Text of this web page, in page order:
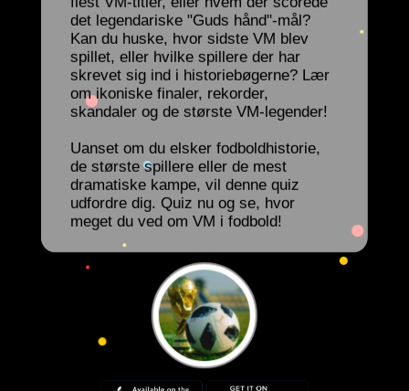
det legendariske "Guds hånd"-mål?
Kan du huske, hvor sidste VM blev
spillet, eller hvilke spillere der har
skrevet sig ind i historiebøgerne? Lær
om ikoniske finaler, rekorder,
skandaler og de største VM-legender!
Uanset om du elsker fodboldhistorie,
de største spillere eller de mest
dramatiske kampe, vil denne quiz
udfordre dig. Quiz nu og se, hvor
meget du ved om VM i fodbold!